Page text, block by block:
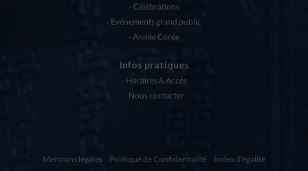
Célébrations
Evénements grand public
Année Corée
Infos pratiques
Horaires & Accès
Nous contacter
Mentions légales Politique de Confidentialité
Index d'égalité